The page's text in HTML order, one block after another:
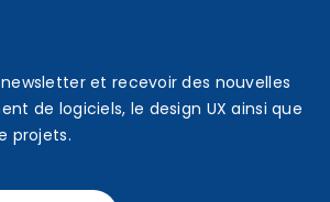
et recevoir des nouvelles
de logiciels, le design UX ainsi que
projets.